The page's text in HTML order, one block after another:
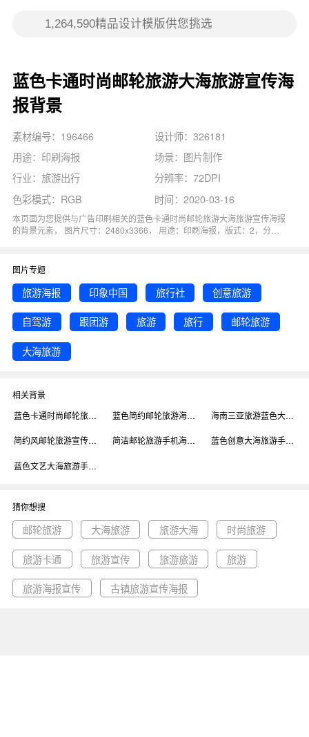
蓝色卡通时尚邮轮旅游大海旅游宣传海
报背景
素材编号：196466
设计师：326181
用途：印刷海报
场景：图片制作
行业：旅游出行
分辨率：72DPI
色彩模式：RGB
时间：2020-03-16
本页面为您提供与广告印刷相关的蓝色卡通时尚邮轮旅游大海旅游宣传海报
的背景元素， 图片尺寸：2480x3366， 用途：印刷海报，版式：2，分辨
内容比较感兴趣，赶快点击编辑吧！
图片专题
旅游海报 印象中国 旅行社 创意旅游
自驾游 跟团游 旅游 旅行 邮轮旅游
大海旅游
相关背景
蓝色卡通时尚邮轮旅游大海旅游宣传海报背景
蓝色简约邮轮旅游海报背景 海南三亚旅游蓝色大海清新椰树宣传海报背景
简约风邮轮旅游宣传手机海报背景 简洁邮轮旅游手机海报模板背景 蓝色创意大海旅游手机海报背景
蓝色文艺大海旅游手机海报背景
猜你想搜
邮轮旅游 大海旅游 旅游大海 时尚旅游
旅游卡通 旅游宣传 旅游旅游 旅游
旅游海报宣传 古镇旅游宣传海报